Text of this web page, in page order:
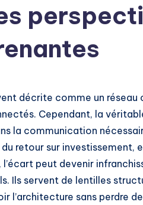
décrite comme un
Cependant, la
la communication
retour sur investissement,
peut devenir
Ils servent de lentilles
l’architecture sans perdre